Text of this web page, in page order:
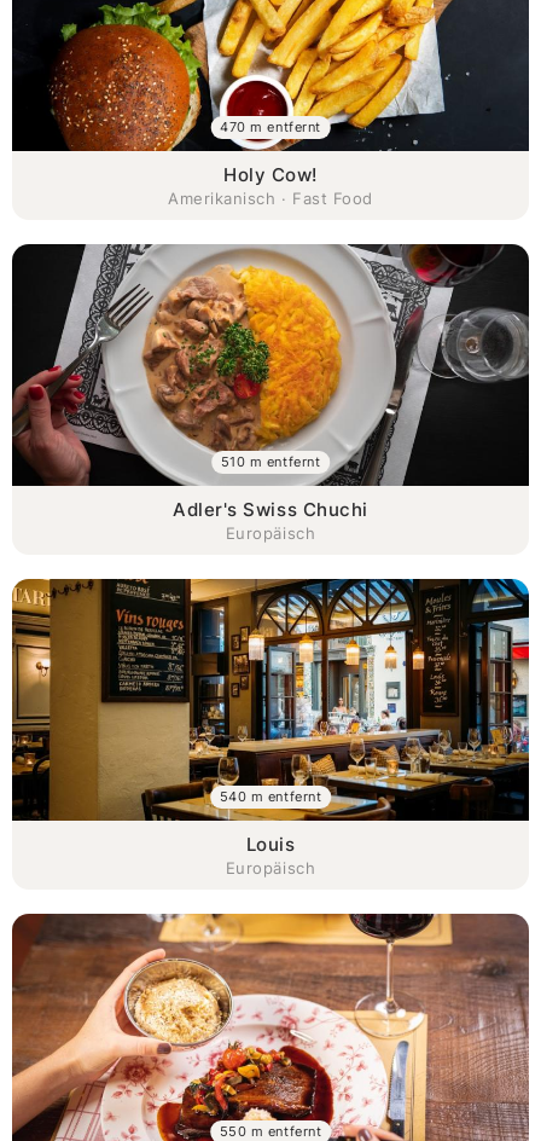
Holy Cow!
Amerikanisch · Fast Food
470 m entfernt
Adler's Swiss Chuchi
Europäisch
510 m entfernt
Louis
Europäisch
540 m entfernt
550 m entfernt